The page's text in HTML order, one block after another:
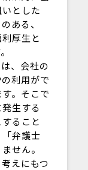
とした
ある、
厚生と
、会社の
利用がで
。そこで
生する
ること
弁護士
せん。
えにもつ